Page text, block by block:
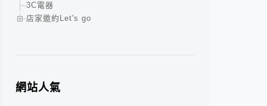
3C電器
店家邀約Let's go
網站人氣